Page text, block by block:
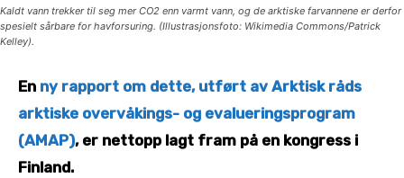
Kaldt vann trekker til seg mer CO2 enn varmt vann, og de arktiske farvannene er derfor
spesielt sårbare for havforsuring. (Illustrasjonsfoto: Wikimedia Commons/Patrick
Kelley).
En ny rapport om dette, utført av Arktisk råds
arktiske overvåkings- og evalueringsprogram
(AMAP), er nettopp lagt fram på en kongress i
Finland.